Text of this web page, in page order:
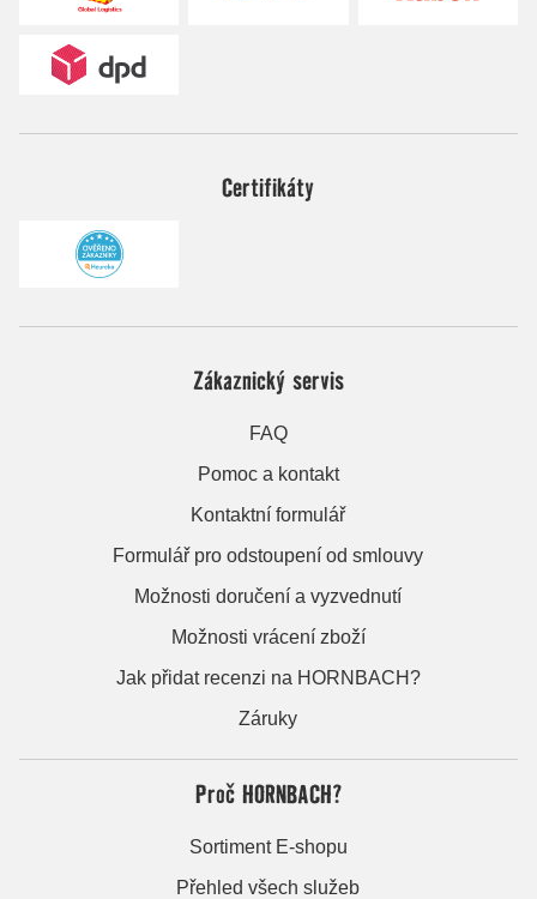
Certifikáty
Zákaznický servis
FAQ
Pomoc a kontakt
Kontaktní formulář
Formulář pro odstoupení od smlouvy
Možnosti doručení a vyzvednutí
Možnosti vrácení zboží
Jak přidat recenzi na HORNBACH?
Záruky
Proč HORNBACH?
Sortiment E-shopu
Přehled všech služeb